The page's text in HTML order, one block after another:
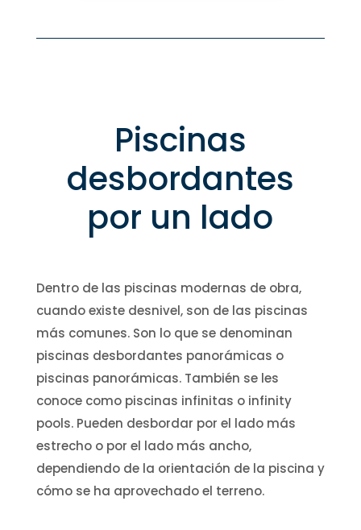
Piscinas
desbordantes
por un lado
Dentro de las piscinas modernas de obra,
cuando existe desnivel, son de las piscinas
más comunes. Son lo que se denominan
piscinas desbordantes panorámicas o
piscinas panorámicas. También se les
conoce como piscinas infinitas o infinity
pools. Pueden desbordar por el lado más
estrecho o por el lado más ancho,
dependiendo de la orientación de la piscina y
cómo se ha aprovechado el terreno.